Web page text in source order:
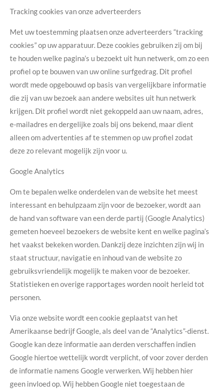
Tracking cookies van onze adverteerders
Met uw toestemming plaatsen onze adverteerders “tracking
cookies” op uw apparatuur. Deze cookies gebruiken zij om bij
te houden welke pagina’s u bezoekt uit hun netwerk, om zo een
profiel op te bouwen van uw online surfgedrag. Dit profiel
wordt mede opgebouwd op basis van vergelijkbare informatie
die zij van uw bezoek aan andere websites uit hun netwerk
krijgen. Dit profiel wordt niet gekoppeld aan uw naam, adres,
e-mailadres en dergelijke zoals bij ons bekend, maar dient
alleen om advertenties af te stemmen op uw profiel zodat
deze zo relevant mogelijk zijn voor u.
Google Analytics
Om te bepalen welke onderdelen van de website het meest
interessant en behulpzaam zijn voor de bezoeker, wordt aan
de hand van software van een derde partij (Google Analytics)
gemeten hoeveel bezoekers de website kent en welke pagina’s
het vaakst bekeken worden. Dankzij deze inzichten zijn wij in
staat structuur, navigatie en inhoud van de website zo
gebruiksvriendelijk mogelijk te maken voor de bezoeker.
Statistieken en overige rapportages worden nooit herleid tot
personen.
Via onze website wordt een cookie geplaatst van het
Amerikaanse bedrijf Google, als deel van de “Analytics”-dienst.
Google kan deze informatie aan derden verschaffen indien
Google hiertoe wettelijk wordt verplicht, of voor zover derden
de informatie namens Google verwerken. Wij hebben hier
geen invloed op. Wij hebben Google niet toegestaan de